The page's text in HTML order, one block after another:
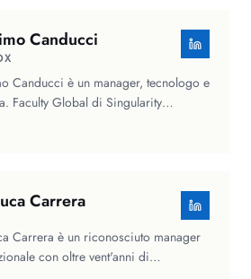
Canducci
Canducci è un manager, tecnologo e
Faculty Global di Singularity
Carrera
Carrera è un riconosciuto manager
con oltre vent'anni di